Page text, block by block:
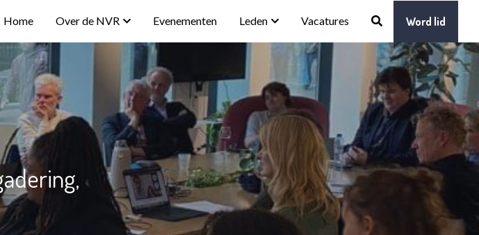
Home Over de NVR Evenementen Leden Vacatures Word lid